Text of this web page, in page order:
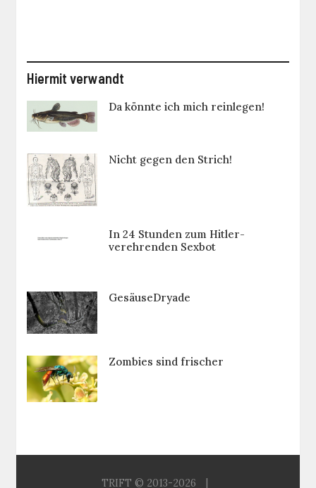
Hiermit verwandt
Da könnte ich mich reinlegen!
Nicht gegen den Strich!
In 24 Stunden zum Hitler-
verehrenden Sexbot
GesäuseDryade
Zombies sind frischer
TRIFT © 2013-2026